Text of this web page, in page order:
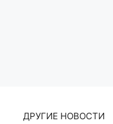
ДРУГИЕ НОВОСТИ